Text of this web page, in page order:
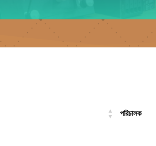
পরিচালক